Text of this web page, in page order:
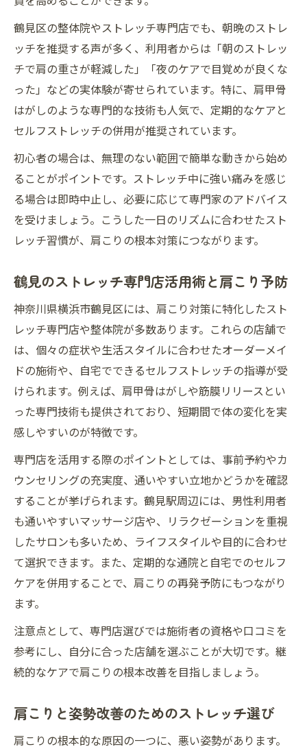
鶴見区の整体院やストレッチ専門店でも、朝晩のストレ
ッチを推奨する声が多く、利用者からは「朝のストレッ
チで肩の重さが軽減した」「夜のケアで目覚めが良くな
った」などの実体験が寄せられています。特に、肩甲骨
はがしのような専門的な技術も人気で、定期的なケアと
セルフストレッチの併用が推奨されています。
初心者の場合は、無理のない範囲で簡単な動きから始め
ることがポイントです。ストレッチ中に強い痛みを感じ
る場合は即時中止し、必要に応じて専門家のアドバイス
を受けましょう。こうした一日のリズムに合わせたスト
レッチ習慣が、肩こりの根本対策につながります。
鶴見のストレッチ専門店活用術と肩こり予防
神奈川県横浜市鶴見区には、肩こり対策に特化したスト
レッチ専門店や整体院が多数あります。これらの店舗で
は、個々の症状や生活スタイルに合わせたオーダーメイ
ドの施術や、自宅でできるセルフストレッチの指導が受
けられます。例えば、肩甲骨はがしや筋膜リリースとい
った専門技術も提供されており、短期間で体の変化を実
感しやすいのが特徴です。
専門店を活用する際のポイントとしては、事前予約やカ
ウンセリングの充実度、通いやすい立地かどうかを確認
することが挙げられます。鶴見駅周辺には、男性利用者
も通いやすいマッサージ店や、リラクゼーションを重視
したサロンも多いため、ライフスタイルや目的に合わせ
て選択できます。また、定期的な通院と自宅でのセルフ
ケアを併用することで、肩こりの再発予防にもつながり
ます。
注意点として、専門店選びでは施術者の資格や口コミを
参考にし、自分に合った店舗を選ぶことが大切です。継
続的なケアで肩こりの根本改善を目指しましょう。
肩こりと姿勢改善のためのストレッチ選び
肩こりの根本的な原因の一つに、悪い姿勢があります。